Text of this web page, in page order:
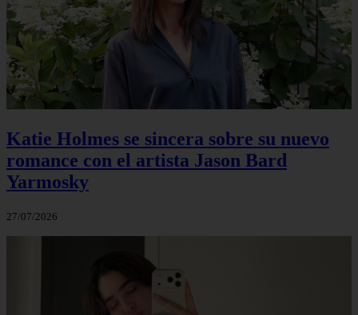
Katie Holmes se sincera sobre su nuevo
romance con el artista Jason Bard
Yarmosky
27/07/2026